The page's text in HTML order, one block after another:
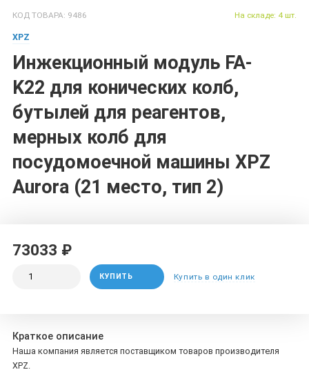
КОД ТОВАРА: 9486
XPZ
Инжекционный модуль FA-
K22 для конических колб,
бутылей для реагентов,
мерных колб для
посудомоечной машины XPZ
Aurora (21 место, тип 2)
На складе: 4 шт.
73033 ₽
КУПИТЬ Купить в один клик
Краткое описание
Наша компания является поставщиком товаров производителя
XPZ.